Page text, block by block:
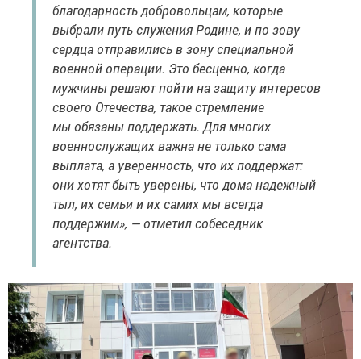
благодарность добровольцам, которые
выбрали путь служения Родине, и по зову
сердца отправились в зону специальной
военной операции. Это бесценно, когда
мужчины решают пойти на защиту интересов
своего Отечества, такое стремление
мы обязаны поддержать. Для многих
военнослужащих важна не только сама
выплата, а уверенность, что их поддержат:
они хотят быть уверены, что дома надежный
тыл, их семьи и их самих мы всегда
поддержим», — отметил собеседник
агентства.